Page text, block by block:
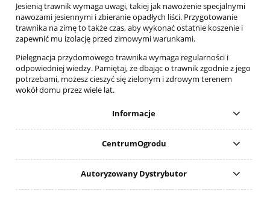
Jesienią trawnik wymaga uwagi, takiej jak nawożenie specjalnymi
nawozami jesiennymi i zbieranie opadłych liści. Przygotowanie
trawnika na zimę to także czas, aby wykonać ostatnie koszenie i
zapewnić mu izolację przed zimowymi warunkami.
Pielęgnacja przydomowego trawnika wymaga regularności i
odpowiedniej wiedzy. Pamiętaj, że dbając o trawnik zgodnie z jego
potrzebami, możesz cieszyć się zielonym i zdrowym terenem
wokół domu przez wiele lat.
Informacje
CentrumOgrodu
Autoryzowany Dystrybutor